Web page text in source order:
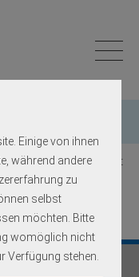
Einige von ihnen
während andere
zu
selbst
möchten. Bitte
womöglich nicht
Verfügung stehen.
Zurück zur Übersicht